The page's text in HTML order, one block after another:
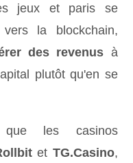
jeux et paris se
vers la blockchain,
des revenus à
plutôt qu'en se
que les casinos
et TG.Casino,